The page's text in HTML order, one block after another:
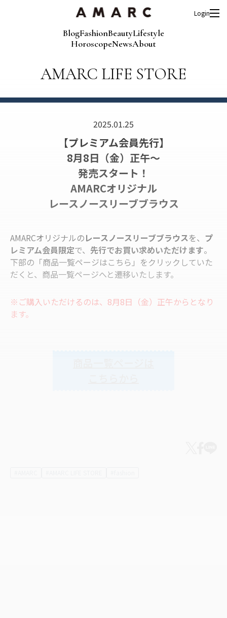
BlogFashionBeautyLifestyle
HoroscopeNewsAbout
Login
AMARC LIFE STORE
2025.01.25
【プレミアム会員先行】
8月8日（金）正午〜
発売スタート！
AMARCオリジナル
レースノースリーブブラウス
AMARCオリジナルのレースノースリーブブラウスを、 プ
レミアム会員限定で、 先行でお買い求めいただけます。
下部の「商品一覧ページはこちら」をクリックしていた
だくと、商品一覧ページへと遷移いたします。
※ご購入いただけるのは、8月8日（金）正午からとなり
ます。